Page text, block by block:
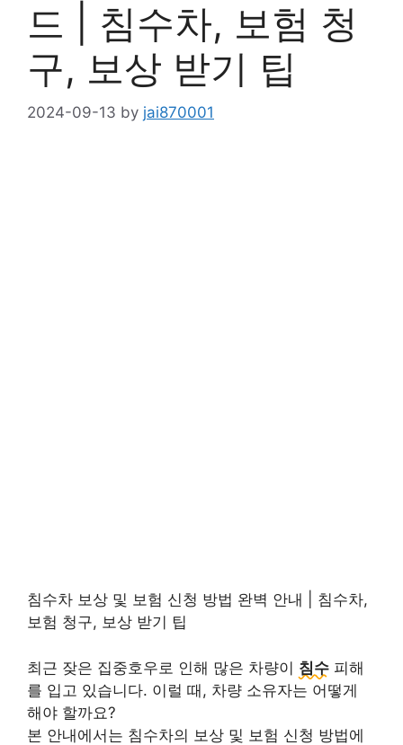
드 | 침수차, 보험 청
구, 보상 받기 팁
2024-09-13 by jai870001
침수차 보상 및 보험 신청 방법 완벽 안내 | 침수차,
보험 청구, 보상 받기 팁
최근 잦은 집중호우로 인해 많은 차량이 침수 피해
를 입고 있습니다. 이럴 때, 차량 소유자는 어떻게
해야 할까요?
본 안내에서는 침수차의 보상 및 보험 신청 방법에